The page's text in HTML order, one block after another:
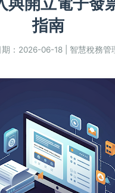
指南
期：2026-06-18 | 智慧稅務管